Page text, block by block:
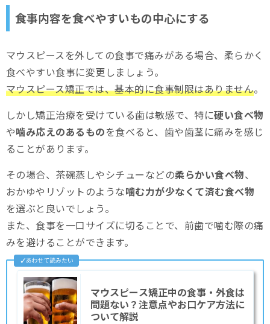
食事内容を食べやすいもの中心にする
マウスピースを外しての食事で痛みがある場合、柔らかく
食べやすい食事に変更しましょう。
マウスピース矯正では、基本的に食事制限はありません。
しかし矯正治療を受けている歯は敏感で、特に硬い食べ物
や噛み応えのあるものを食べると、歯や歯茎に痛みを感じ
ることがあります。
その場合、茶碗蒸しやシチューなどの柔らかい食べ物、
おかゆやリゾットのような噛む力が少なくて済む食べ物
を選ぶと良いでしょう。
また、食事を一口サイズに切ることで、前歯で噛む際の痛
みを避けることができます。
マウスピース矯正中の食事・外食は
問題ない？注意点やお口ケア方法に
ついて解説